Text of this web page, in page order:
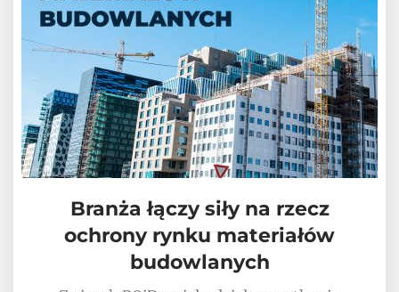
Branża łączy siły na rzecz
ochrony rynku materiałów
budowlanych